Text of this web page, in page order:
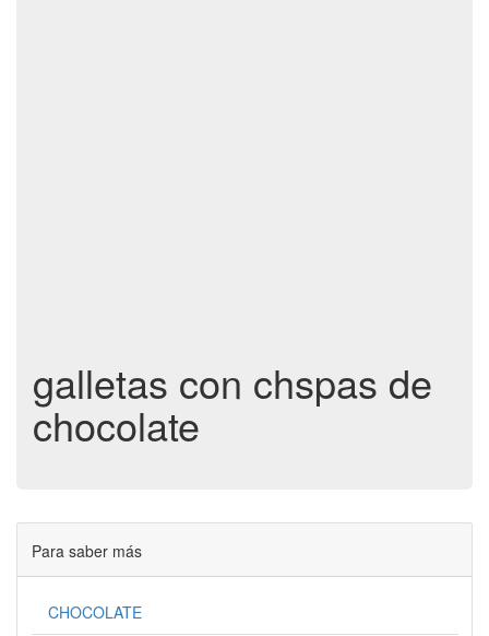
galletas con chspas de
chocolate
Para saber más
CHOCOLATE